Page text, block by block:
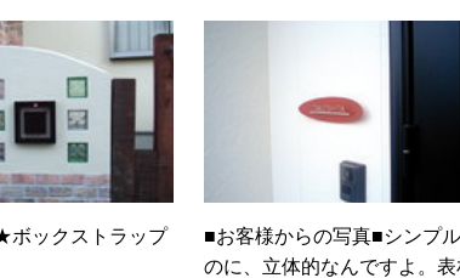
ボックストラップ
■お客様からの写真■シンプ
のに、立体的なんですよ。表